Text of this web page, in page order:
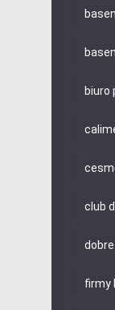
biuro
club
firmy